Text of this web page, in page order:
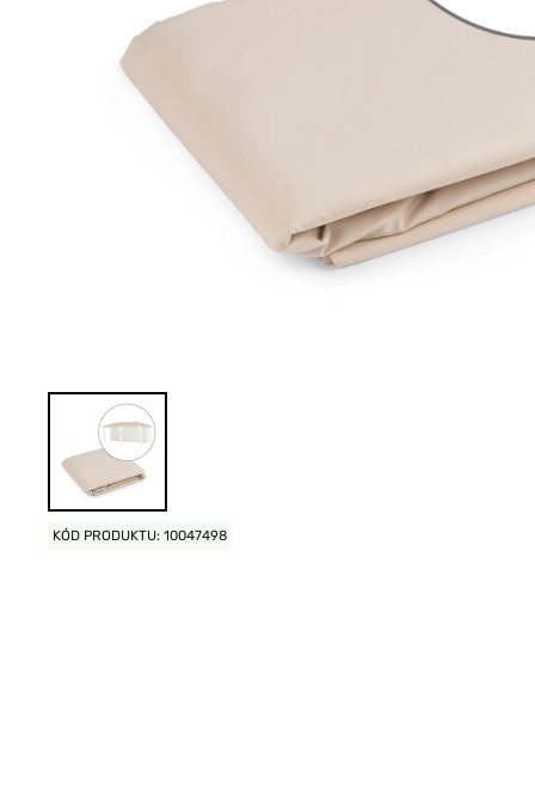
KÓD PRODUKTU: 10047498